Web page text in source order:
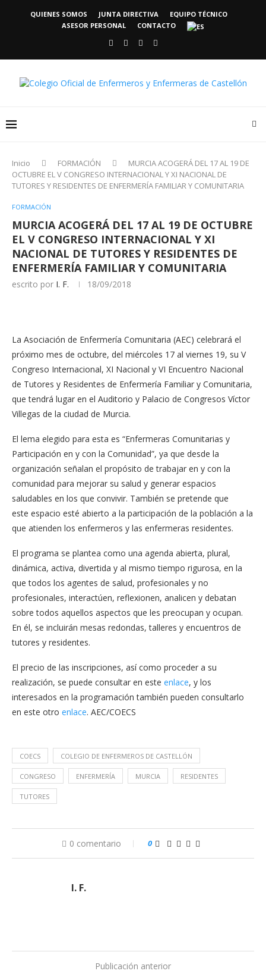
QUIENES SOMOS JUNTA DIRECTIVA
EQUIPO TÉCNICO
ASESOR PERSONAL
CONTACTO
Inicio FORMACIÓN
MURCIA ACOGERÁ DEL 17 AL 19 DE
OCTUBRE EL V CONGRESO INTERNACIONAL Y XI NACIONAL DE
TUTORES Y RESIDENTES DE ENFERMERÍA FAMILIAR Y COMUNITARIA
FORMACIÓN
MURCIA ACOGERÁ DEL 17 AL 19 DE OCTUBRE
EL V CONGRESO INTERNACIONAL Y XI
NACIONAL DE TUTORES Y RESIDENTES DE
ENFERMERÍA FAMILIAR Y COMUNITARIA
escrito por I. F. 18/09/2018
La Asociación de Enfermería Comunitaria (AEC) celebrará el
próximo mes de octubre, del miércoles 17 al viernes 19, su V
Congreso Internacional, XI Nacional y VI Encuentro Nacional
de Tutores y Residentes de Enfermería Familiar y Comunitaria,
que tendrá lugar en el Auditorio y Palacio de Congresos Víctor
Villegas de la ciudad de Murcia.
El lema elegido para esta es “Enfermeras Comunitarias y
Participación en y con la Comunidad”, ya que desde la
organización señalan el propósito de trabajar en y con la
comunidad para mejorar su salud y generar espacios
saludables en los que convivir. También se pretende que
este espacio esté abierto a la participación de la población a la
que atienden los enfermeros y las enfermeras residentes.
El programa se plantea como una agenda abierta, plural,
dinámica, activa, divertida y al mismo tiempo rigurosa, en la
que todos los agentes de salud, profesionales y no
profesionales, interactúen, reflexionen, analicen y debatan
sobre todos aquellos aspectos que les preocupan y ocupan.
En él, se incluirán mesas redondas, talleres y encuentros de
tutores y residentes.
El precio de las inscripciones, así como proceder a su
realización, se puede consultar en este enlace, y los
interesados en la programación también pueden consultarlo
en este otro enlace. AEC/COECS
COECS COLEGIO DE ENFERMEROS DE CASTELLÓN
CONGRESO ENFERMERÍA MURCIA RESIDENTES
TUTORES
0 comentario 0
I. F.
Publicación anterior